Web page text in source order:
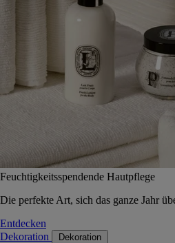
Feuchtigkeitsspendende Hautpflege
Die perfekte Art, sich das ganze Jahr
Entdecken
Dekoration
Dekoration